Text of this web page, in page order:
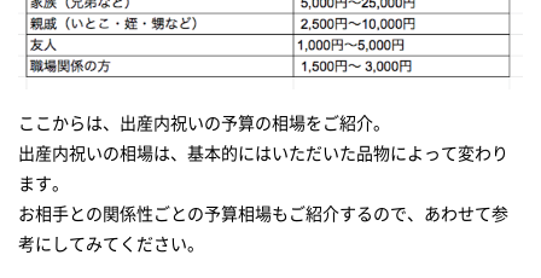
ここからは、出産内祝いの予算の相場をご紹介。
出産内祝いの相場は、基本的にはいただいた品物によって変わり
ます。
お相手との関係性ごとの予算相場もご紹介するので、あわせて参
考にしてみてください。